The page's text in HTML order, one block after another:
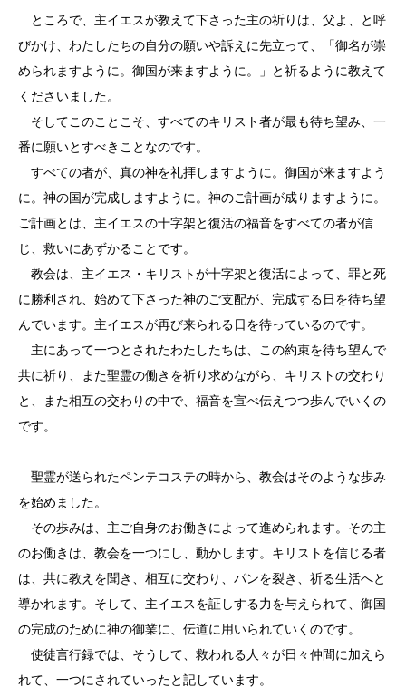
ところで、主イエスが教えて下さった主の祈りは、父よ、と呼
びかけ、わたしたちの自分の願いや訴えに先立って、「御名が崇
められますように。御国が来ますように。」と祈るように教えて
くださいました。
そしてこのことこそ、すべてのキリスト者が最も待ち望み、一
番に願いとすべきことなのです。
すべての者が、真の神を礼拝しますように。御国が来ますよう
に。神の国が完成しますように。神のご計画が成りますように。
ご計画とは、主イエスの十字架と復活の福音をすべての者が信
じ、救いにあずかることです。
教会は、主イエス・キリストが十字架と復活によって、罪と死
に勝利され、始めて下さった神のご支配が、完成する日を待ち望
んでいます。主イエスが再び来られる日を待っているのです。
主にあって一つとされたわたしたちは、この約束を待ち望んで
共に祈り、また聖霊の働きを祈り求めながら、キリストの交わり
と、また相互の交わりの中で、福音を宣べ伝えつつ歩んでいくの
です。
聖霊が送られたペンテコステの時から、教会はそのような歩み
を始めました。
その歩みは、主ご自身のお働きによって進められます。その主
のお働きは、教会を一つにし、動かします。キリストを信じる者
は、共に教えを聞き、相互に交わり、パンを裂き、祈る生活へと
導かれます。そして、主イエスを証しする力を与えられて、御国
の完成のために神の御業に、伝道に用いられていくのです。
使徒言行録では、そうして、救われる人々が日々仲間に加えら
れて、一つにされていったと記しています。